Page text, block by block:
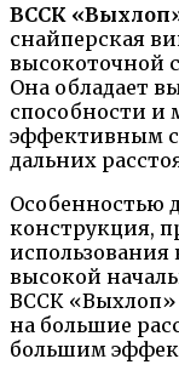
ВССК
снайперская
высокоточной
Она обладает
способности и
эффективным
дальних
Особенностью
конструкция,
высокой
ВССК «Выхлоп»
на большие
большим